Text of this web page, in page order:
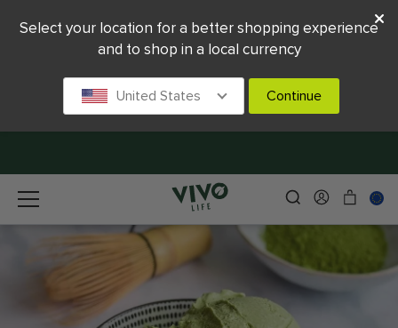
Select your location for a better shopping experience
and to shop in a local currency
United States Continue